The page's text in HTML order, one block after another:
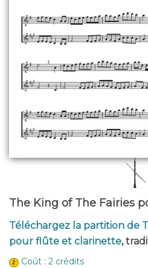
The King of The Fairies
Téléchargez la partition de
pour flûte et clarinette,
Coût : 2 crédits